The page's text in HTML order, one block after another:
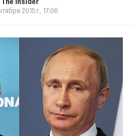
2015 г., 17:06